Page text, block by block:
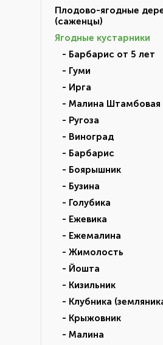
Плодово-ягодные
(саженцы)
Ягодные кустарники
- Барбарис от 5 лет
- Гуми
- Ирга
- Малина Штамбовая
- Ругоза
- Виноград
- Барбарис
- Боярышник
- Бузина
- Голубика
- Ежевика
- Ежемалина
- Жимолость
- Йошта
- Кизильник
- Клубника
- Крыжовник
- Малина